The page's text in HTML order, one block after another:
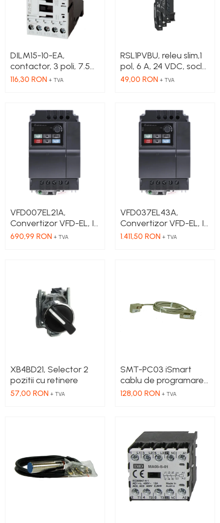
DILM15-10-EA,
contactor, 3 poli, 7.5
kW, 15 A, 1 NO, 230V AC
116,30 RON + TVA
RSL1PVBU, releu slim,1
pol, 6 A, 24 VDC, soclu
inclus
49,00 RON + TVA
VFD007EL21A,
Convertizor VFD-EL, IN
1x230 VAC, OUT
Filtru EMI inclus
690,99 RON + TVA
VFD037EL43A,
Convertizor VFD-EL, IN
3x380 VAC, OUT
1.411,50 RON + TVA
XB4BD21, Selector 2
pozitii cu retinere
57,00 RON + TVA
SMT-PC03 iSmart
cablu de programare,
Serial - RS232
128,00 RON + TVA